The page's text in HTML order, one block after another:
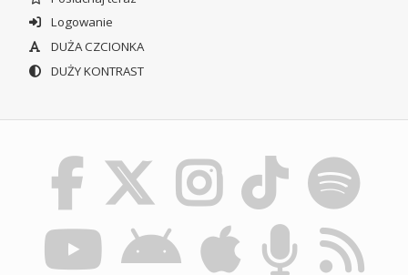
Logowanie
DUŻA CZCIONKA
DUŻY KONTRAST